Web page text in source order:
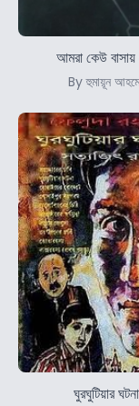
আমরা কেউ
By হুমায়ূন
ঘুরঘুটিয়ার ঘটনা